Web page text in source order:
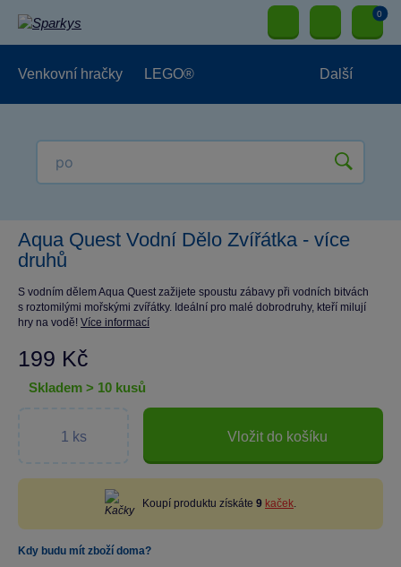
0
Venkovní hračky LEGO® Další
Aqua Quest Vodní Dělo Zvířátka - více
druhů
S vodním dělem Aqua Quest zažijete spoustu zábavy při vodních bitvách
s roztomilými mořskými zvířátky. Ideální pro malé dobrodruhy, kteří milují
hry na vodě! Více informací
199 Kč
skladem > 10 kusů
Vložit do košíku
Koupí produktu získáte 9 kaček.
Kdy budu mít zboží doma?